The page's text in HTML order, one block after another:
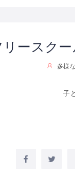
リースク
多様
子